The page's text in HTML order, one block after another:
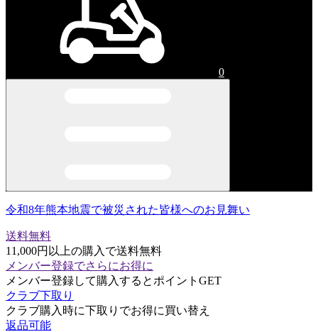
0
令和8年熊本地震で被災された皆様へのお見舞い
送料無料
11,000円以上の購入で送料無料
メンバー登録でさらにお得に
メンバー登録して購入するとポイントGET
クラブ下取り
クラブ購入時に下取りでお得に買い替え
返品可能